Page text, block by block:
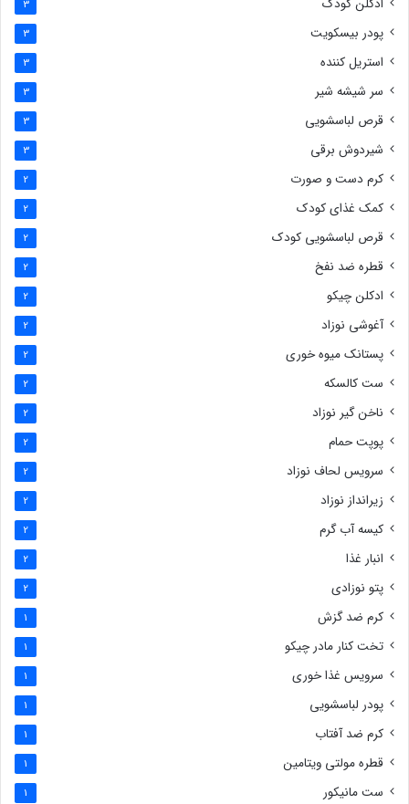
ادکلن کودک 3
پودر بیسکویت 3
استریل کننده 3
سر شیشه شیر 3
قرص لباسشویی 3
شیردوش برقی 3
کرم دست و صورت 2
کمک غذای کودک 2
قرص لباسشویی کودک 2
قطره ضد نفخ 2
ادکلن چیکو 2
آغوشی نوزاد 2
پستانک میوه خوری 2
ست کالسکه 2
ناخن گیر نوزاد 2
پوپت حمام 2
سرویس لحاف نوزاد 2
زیرانداز نوزاد 2
کیسه آب گرم 2
انبار غذا 2
پتو نوزادی 2
کرم ضد گزش 1
تخت کنار مادر چیکو 1
سرویس غذا خوری 1
پودر لباسشویی 1
کرم ضد آفتاب 1
قطره مولتی ویتامین 1
ست مانیکور 1